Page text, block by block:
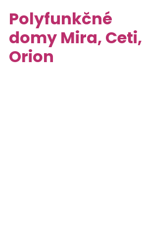
Polyfunkčné
domy Mira, Ceti,
Orion